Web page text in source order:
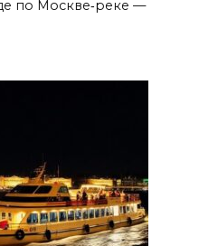
по Москве‑реке —